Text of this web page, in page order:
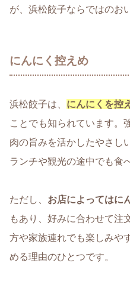
が、浜松餃子ならではのお
にんにく控えめ
浜松餃子は、 にんにくを控
ことでも知られています。
肉の旨みを活かしたやさし
ランチや観光の途中でも食
ただし、 お店によってはに
もあり、好みに合わせて注
方や家族連れでも楽しみや
める理由のひとつです。